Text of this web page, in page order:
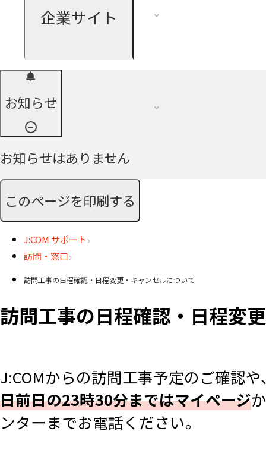
企業サイト
お知らせ
お知らせはありません
このページを印刷する
J:COM サポート
訪問・窓口
訪問工事の日程確認・日程変更・キャンセルについて
訪問工事の日程確認・日程変
J:COMからの訪問工事予定のご確認
日前日の23時30分まではマイページ
ンターまでお電話ください。